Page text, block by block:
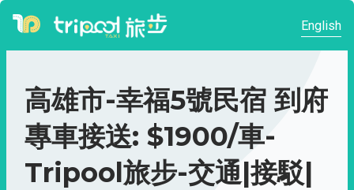
English
高雄市-幸福5號民宿 到府
專車接送: $1900/車-
Tripool旅步-交通|接駁|